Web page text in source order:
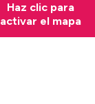
Haz clic para
activar el mapa